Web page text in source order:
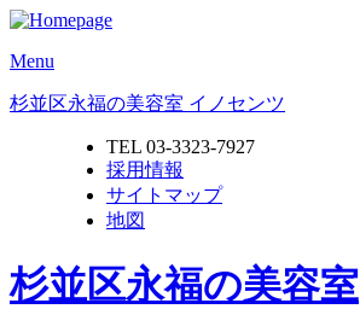
Menu
杉並区永福の美容室 イノセンツ
TEL 03-3323-7927
採用情報
サイトマップ
地図
杉並区永福の美容室